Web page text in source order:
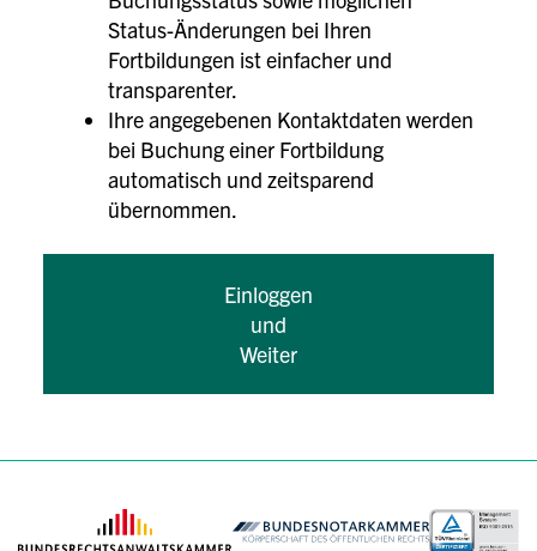
Status-Änderungen bei Ihren
Fortbildungen ist einfacher und
transparenter.
Ihre angegebenen Kontaktdaten werden
bei Buchung einer Fortbildung
automatisch und zeitsparend
übernommen.
Einloggen
und
Weiter